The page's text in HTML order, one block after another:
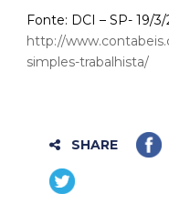
Fonte: DCI – SP- 19/3/
http://
simples-trabalhista/
SHARE